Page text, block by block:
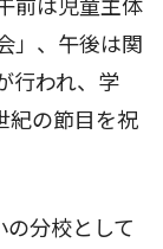
前は児童主体
」、午後は関
行われ、学
紀の節目を祝
分校として